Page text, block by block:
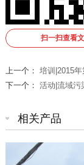
扫一扫查看
上一个： 培训|2015
下一个： 活动|流域
相关产品